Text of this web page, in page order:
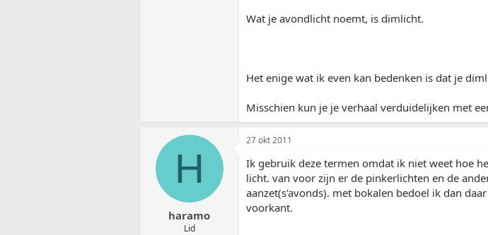
Wat je avondlicht noemt, is dimlicht.
Het enige wat ik even kan bedenken is dat je
Misschien kun je je verhaal verduidelijken met
H
haramo
Lid
27 okt 2011
Ik gebruik deze termen omdat ik niet weet hoe
licht. van voor zijn er de pinkerlichten en de
aanzet(s'avonds). met bokalen bedoel ik dan
voorkant.